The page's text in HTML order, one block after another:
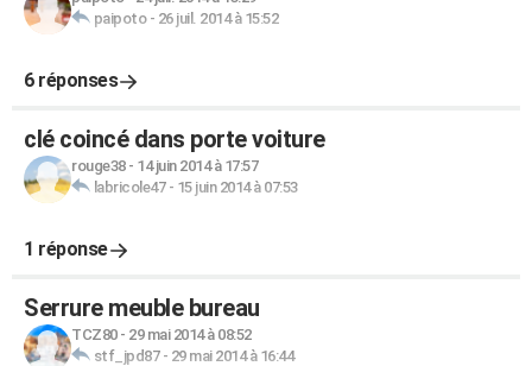
paipoto- 26 juil. 2014 à 15:52
6 réponses
clé coincé dans porte voiture
rouge38- 14 juin 2014 à 17:57
labricole47- 15 juin 2014 à 07:53
1 réponse
Serrure meuble bureau
TCZ80- 29 mai 2014 à 08:52
stf_jpd87- 29 mai 2014 à 16:44